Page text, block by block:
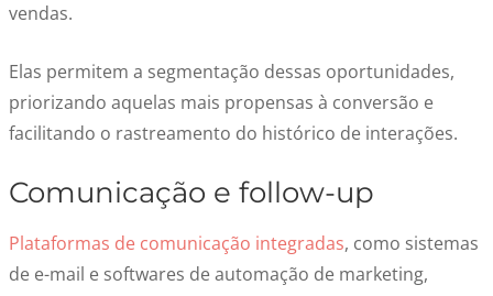
vendas.
Elas permitem a segmentação dessas oportunidades,
priorizando aquelas mais propensas à conversão e
facilitando o rastreamento do histórico de interações.
Comunicação e follow-up
Plataformas de comunicação integradas, como sistemas
de e-mail e softwares de automação de marketing,